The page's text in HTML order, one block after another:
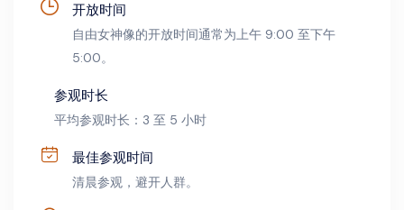
开放时间
自由女神像的开放时间通常为上午 9:00 至下午
5:00。
参观时长
平均参观时长：3 至 5 小时
最佳参观时间
清晨参观，避开人群。